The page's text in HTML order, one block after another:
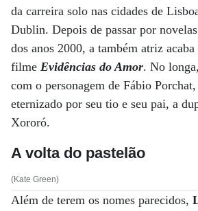
da carreira solo nas cidades de
Dublin. Depois de passar por
dos anos 2000, a também atriz
filme Evidências do Amor. No
com o personagem de Fábio
eternizado por seu tio e seu pai, a
Xororó.
A volta do pastelão
(Kate Green)
Além de terem os nomes parecidos,